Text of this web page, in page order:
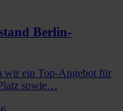
Berlin-
wir ein Top-Angebot für
sowie…